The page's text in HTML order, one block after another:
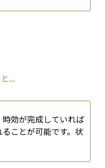
...
効が完成していれば
ことが可能です。状